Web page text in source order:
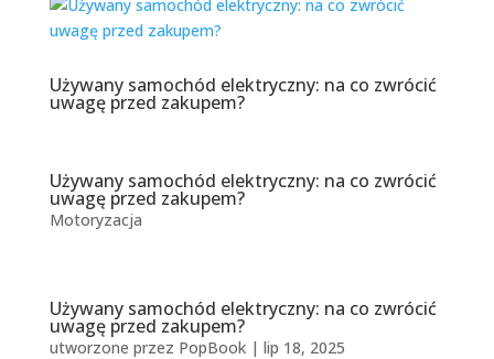
Używany samochód elektryczny: na co zwrócić
uwagę przed zakupem?
Używany samochód elektryczny: na co zwrócić
uwagę przed zakupem?
Motoryzacja
Używany samochód elektryczny: na co zwrócić
uwagę przed zakupem?
utworzone przez PopBook| lip 18, 2025